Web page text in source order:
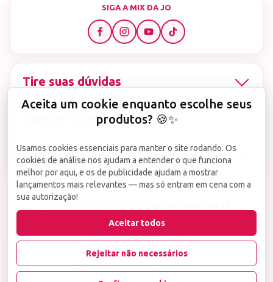
SIGA A MIX DA JO
Tire suas dúvidas
Compre tranquila
Avaliações de quem já comprou
CNPJ
de imagens ou conteúdos deste site é proibido e
viola a Lei de Direitos Autorais nº 9.610/98.
Infrações serão denunciadas diretamente ao órgão competente.
Aceita um cookie enquanto escolhe seus
produtos? 🍪✨
Usamos cookies essenciais para manter o site rodando. Os
cookies de análise nos ajudam a entender o que funciona
melhor por aqui, e os de publicidade ajudam a mostrar
lançamentos mais relevantes — mas só entram em cena com a
sua autorização!
Aceitar todos
Rejeitar não necessários